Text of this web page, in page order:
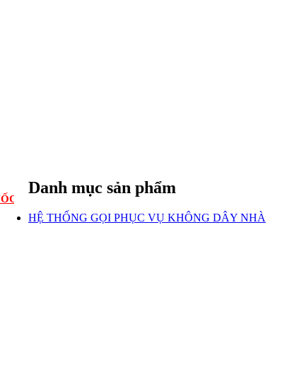
Danh mục sản phẩm
HỆ THỐNG GỌI PHỤC VỤ KHÔNG DÂY NHÀ